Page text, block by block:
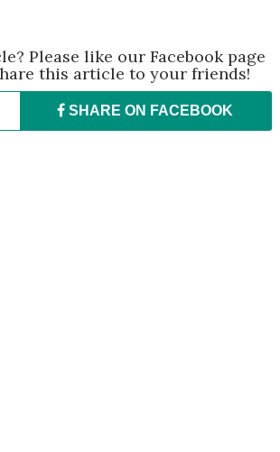
Please like our Facebook page
this article to your friends!
SHARE ON FACEBOOK